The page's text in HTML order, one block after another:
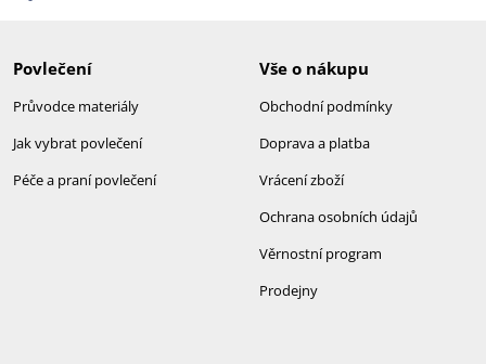
Povlečení
Průvodce materiály
Jak vybrat povlečení
Péče a praní povlečení
Vše o nákupu
Obchodní podmínky
Doprava a platba
Vrácení zboží
Ochrana osobních údajů
Věrnostní program
Prodejny